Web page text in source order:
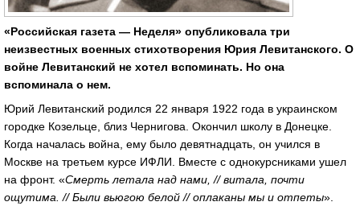
«Российская газета — Неделя» опубликовала три
неизвестных военных стихотворения Юрия Левитанского. О
войне Левитанский не хотел вспоминать. Но она
вспоминала о нем.
Юрий Левитанский родился 22 января 1922 года в украинском
городке Козельце, близ Чернигова. Окончил школу в Донецке.
Когда началась война, ему было девятнадцать, он учился в
Москве на третьем курсе ИФЛИ. Вместе с однокурсниками ушел
на фронт. «Смерть летала над нами, // витала, почти
ощутима. // Были вьюгою белой // оплаканы мы и отпеты».